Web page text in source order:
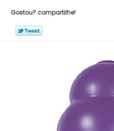
Gostou? compartilhe!